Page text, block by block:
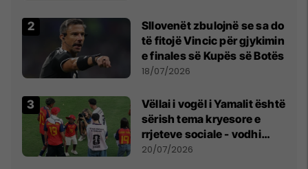
Sllovenët zbulojnë se sa do
të fitojë Vincic për gjykimin
e finales së Kupës së Botës
18/07/2026
Vëllai i vogël i Yamalit është
sërish tema kryesore e
rrjeteve sociale - vodhi
vëmendjen pas finales së
20/07/2026